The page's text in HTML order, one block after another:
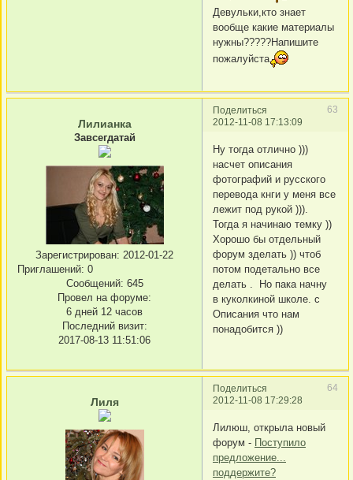
Девульки,кто знает
вообще какие материалы
нужны?????Напишите
пожалуйста
Поделиться
63
2012-11-08 17:13:09
Лилианка
Завсегдатай
Зарегистрирован: 2012-01-22
Приглашений: 0
Сообщений: 645
Провел на форуме:
6 дней 12 часов
Последний визит:
2017-08-13 11:51:06
Ну тогда отлично )))
насчет описания
фотографий и русского
перевода кнги у меня все
лежит под рукой ))).
Тогда я начинаю темку ))
Хорошо бы отдельный
форум зделать )) чтоб
потом подетально все
делать . Но пака начну
в куколкиной школе. с
Описания что нам
понадобится ))
Поделиться
64
2012-11-08 17:29:28
Лиля
Лилюш, открыла новый
форум - Поступило
предложение...
поддержите?